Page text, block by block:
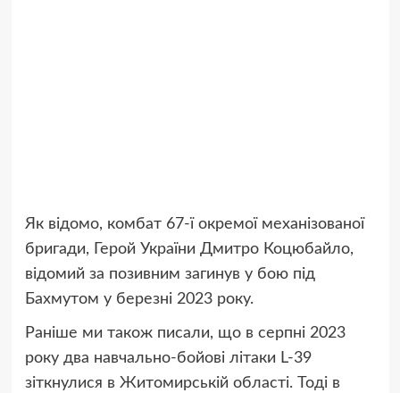
Як відомо, комбат 67-ї окремої механізованої
бригади, Герой України Дмитро Коцюбайло,
відомий за позивним загинув у бою під
Бахмутом у березні 2023 року.
Раніше ми також писали, що в серпні 2023
року два навчально-бойові літаки L-39
зіткнулися в Житомирській області. Тоді в